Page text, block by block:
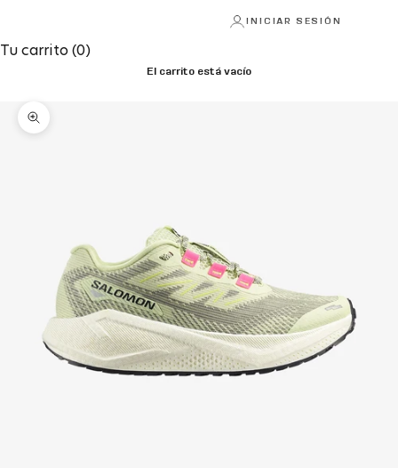
INICIAR SESIÓN
Tu carrito (0)
El carrito está vacío
Zoom